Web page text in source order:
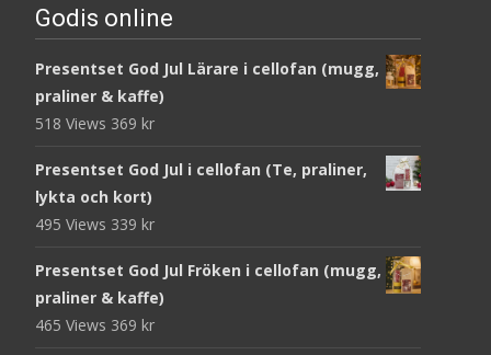
Godis online
Presentset God Jul Lärare i cellofan (mugg,
praliner & kaffe)
518 Views 369 kr
Presentset God Jul i cellofan (Te, praliner,
lykta och kort)
495 Views 339 kr
Presentset God Jul Fröken i cellofan (mugg,
praliner & kaffe)
465 Views 369 kr